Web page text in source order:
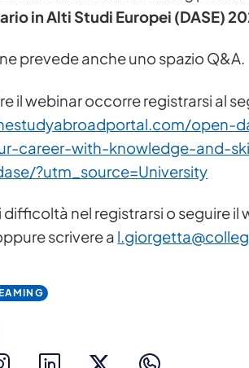
in Alti Studi Europei (DASE)
prevede anche uno spazio Q&A.
il webinar occorre registrarsi al
open-
career-with-knowledge-and-
?utm_source=University
difficoltà nel registrarsi o seguire il
scrivere a